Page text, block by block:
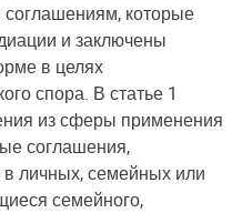
которые
и заключены
в целях
спора. В статье 1
из сферы применения
соглашения,
личных, семейных или
семейного,